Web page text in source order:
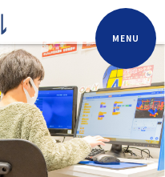
MENU